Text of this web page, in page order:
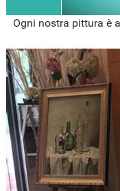
Ogni nostra pittura è